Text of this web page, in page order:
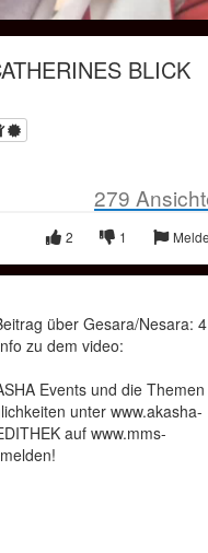
BLICK
279
1
2
über Gesara/Nesara: 4
zu dem video:
Events und die Themen
unter www.akasha-
auf www.mms-
des